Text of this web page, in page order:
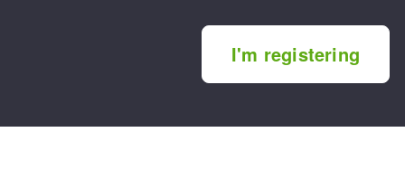
I'm registering